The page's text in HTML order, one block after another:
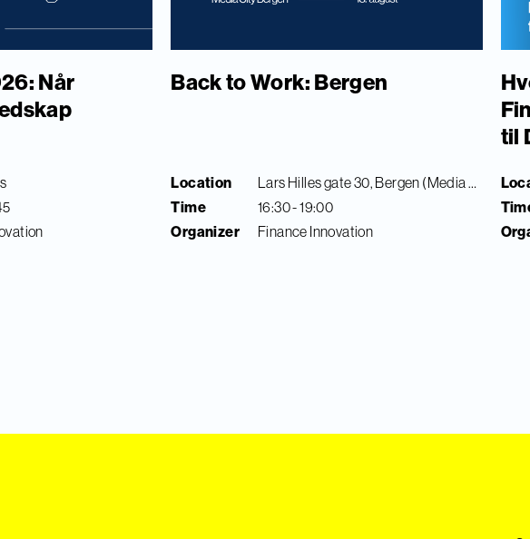
Når
Back to Work: Bergen
Location
Time
Organizer
Lars Hilles gate 30, Bergen (Media City Bergen)
16:30 - 19:00
Finance Innovation
til